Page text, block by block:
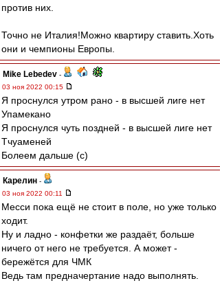
против них.
Точно не Италия!Можно квартиру ставить.Хоть
они и чемпионы Европы.
Mike Lebedev -
03 ноя 2022 00:15
Я проснулся утром рано - в высшей лиге нет
Упамекано
Я проснулся чуть поздней - в высшей лиге нет
Тчуаменей
Болеем дальше (с)
Карелин -
03 ноя 2022 00:11
Месси пока ещё не стоит в поле, но уже только
ходит.
Ну и ладно - конфетки же раздаёт, больше
ничего от него не требуется. А может -
бережётся для ЧМК
Ведь там предначертание надо выполнять.